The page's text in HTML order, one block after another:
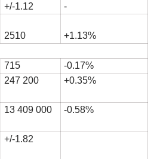
+/-1.12
-
2510
+1.13%
715
-0.17%
247 200 +0.35%
13 409 000 -0.58%
+/-1.82